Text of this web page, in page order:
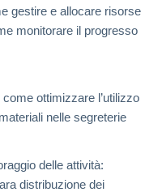
gestire e allocare risorse
monitorare il progresso
ottimizzare l’utilizzo
nelle segreterie
delle attività:
distribuzione dei